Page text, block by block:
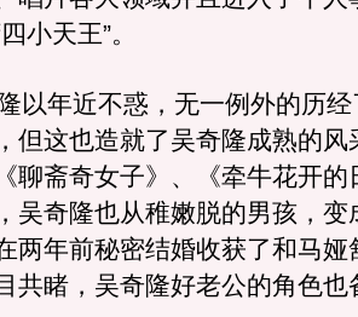
小天王”。
以年近不惑，无一例外的历经
但这也造就了吴奇隆成熟的风
聊斋奇女子》、《牵牛花开的
吴奇隆也从稚嫩脱的男孩，变
两年前秘密结婚收获了和马娅
共睹，吴奇隆好老公的角色也